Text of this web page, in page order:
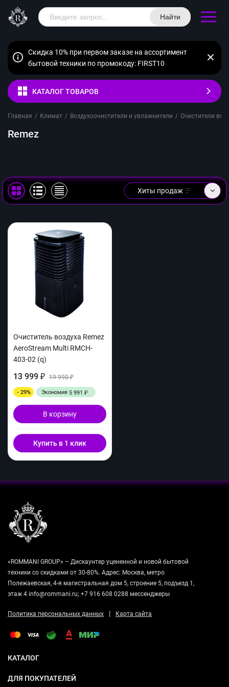
Найти
Скидка 10% при первом заказе на ассортимент
бытовой техники по промокоду: FIRST10
КАТАЛОГ ТОВАРОВ
Главная / Климат / Воздухоочистители и увлажнители / Очистители
Remez
Хиты продаж
Очиститель воздуха Remez
AeroStream Multi RMCH-
403-02 (q)
13 999 ₽ 19 990₽
- 29% Экономия 5 991 ₽
В корзину
Купить в 1 клик
«ROMMANI GROUP» – Дискаунтер уцененной и новой бытовой
техники со скидками от 30-80%. Адрес: Москва, метро
Полежаевская, 4-я магистральная дом 5, строение 5, подъезд 1,
этаж 4 info@rommani.ru; +7 916 608 0288 мессенджеры
Политика персональных данных | Карта сайта
КАТАЛОГ
ДЛЯ ПОКУПАТЕЛЕЙ